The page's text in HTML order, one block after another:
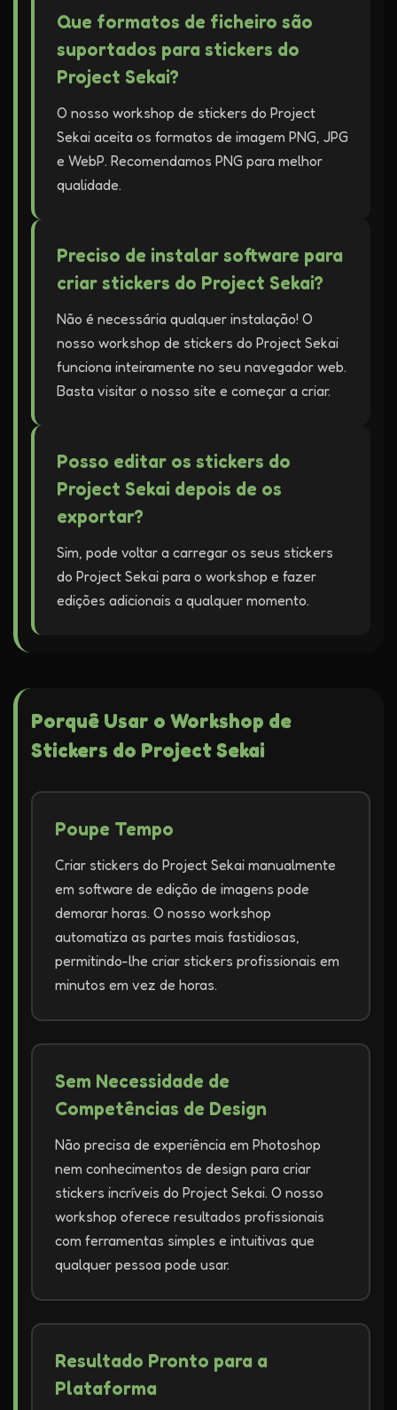
Que formatos de ficheiro são
suportados para stickers do
Project Sekai?
O nosso workshop de stickers do Project
Sekai aceita os formatos de imagem PNG, JPG
e WebP. Recomendamos PNG para melhor
qualidade.
Preciso de instalar software para
criar stickers do Project Sekai?
Não é necessária qualquer instalação! O
nosso workshop de stickers do Project Sekai
funciona inteiramente no seu navegador web.
Basta visitar o nosso site e começar a criar.
Posso editar os stickers do
Project Sekai depois de os
exportar?
Sim, pode voltar a carregar os seus stickers
do Project Sekai para o workshop e fazer
edições adicionais a qualquer momento.
Porquê Usar o Workshop de
Stickers do Project Sekai
Poupe Tempo
Criar stickers do Project Sekai manualmente
em software de edição de imagens pode
demorar horas. O nosso workshop
automatiza as partes mais fastidiosas,
permitindo-lhe criar stickers profissionais em
minutos em vez de horas.
Sem Necessidade de
Competências de Design
Não precisa de experiência em Photoshop
nem conhecimentos de design para criar
stickers incríveis do Project Sekai. O nosso
workshop oferece resultados profissionais
com ferramentas simples e intuitivas que
qualquer pessoa pode usar.
Resultado Pronto para a
Plataforma